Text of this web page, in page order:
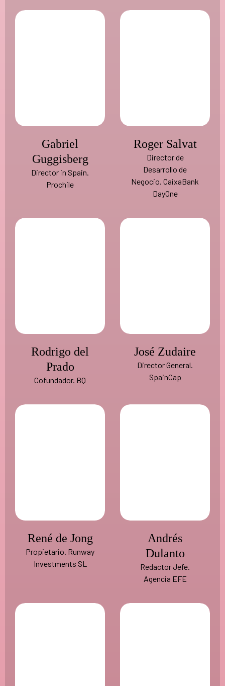
Gabriel
Guggisberg
Director in Spain.
Prochile
Roger Salvat
Director de
Desarrollo de
Negocio. CaixaBank
DayOne
Rodrigo del
Prado
Cofundador. BQ
José Zudaire
Director General.
SpainCap
René de Jong
Propietario. Runway
Investments SL
Andrés
Dulanto
Redactor Jefe.
Agencia EFE